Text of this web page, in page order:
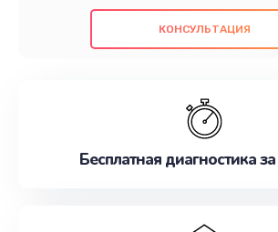
также гарантируем качество всех
проведенных работ. Наша цель -
наилучшим образом. Не медлите
КОНСУЛЬТАЦИЯ
Бесплатная диагностика